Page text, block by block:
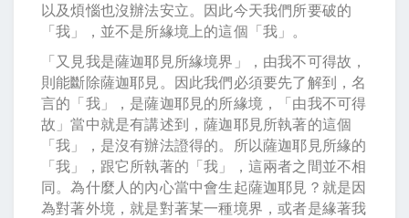
以及煩惱也沒辦法安立。因此今天我們所要破的
「我」，並不是所緣境上的這個「我」。
「又見我是薩迦耶見所緣境界」，由我不可得故，
則能斷除薩迦耶見。因此我們必須要先了解到，名
言的「我」，是薩迦耶見的所緣境，「由我不可得
故」當中就是有講述到，薩迦耶見所執著的這個
「我」，是沒有辦法證得的。所以薩迦耶見所緣的
「我」，跟它所執著的「我」，這兩者之間並不相
同。為什麼人的內心當中會生起薩迦耶見？就是因
為對著外境，就是對著某一種境界，或者是緣著我